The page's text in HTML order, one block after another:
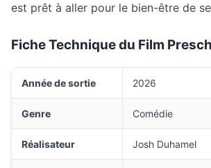
est prêt à aller pour le bien-être de
Fiche Technique du Film
Année de sortie 2026
Genre Comédie
Réalisateur Josh Duhamel